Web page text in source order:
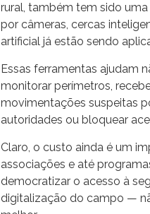
rural, também tem sido
por câmeras, cercas
artificial já estão sendo
Essas ferramentas ajudam
monitorar perímetros,
movimentações suspeitas
autoridades ou bloquear
Claro, o custo ainda é um
associações e até
democratizar o acesso à
digitalização do campo —